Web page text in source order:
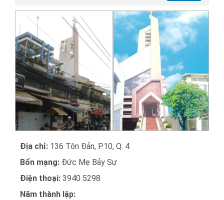
Địa chỉ: 136 Tôn Đản, P.10, Q. 4
Bổn mạng: Đức Mẹ Bảy Sự
Điện thoại: 3940 5298
Năm thành lập: